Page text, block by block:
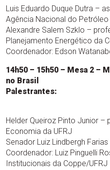
Luis Eduardo Duque Dutra –
Agência Nacional do Petróleo
Alexandre Salem Szklo –
Planejamento Energético da
Coordenador: Edson
14h50 – 15h50 – Mesa 2 –
no Brasil
Palestrantes:
Helder Queiroz Pinto Junior
Economia da UFRJ
Senador Luiz Lindbergh Farias
Coordenador: Luiz Pinguelli
Institucionais da Coppe/UFRJ